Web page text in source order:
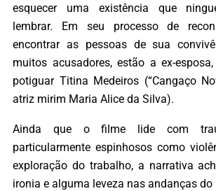
esquecer uma existência que
lembrar. Em seu processo de
encontrar as pessoas de sua
muitos acusadores, estão a ex-
potiguar Titina Medeiros (“Cangaço
atriz mirim Maria Alice da Silva).
Ainda que o filme lide com
particularmente espinhosos como
exploração do trabalho, a narrativa
ironia e alguma leveza nas andanças